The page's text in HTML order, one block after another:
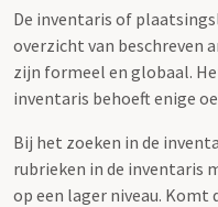
De inventaris of
overzicht van beschreven
zijn formeel en globaal.
inventaris behoeft enige
Bij het zoeken in de
rubrieken in de inventaris
op een lager niveau. Komt